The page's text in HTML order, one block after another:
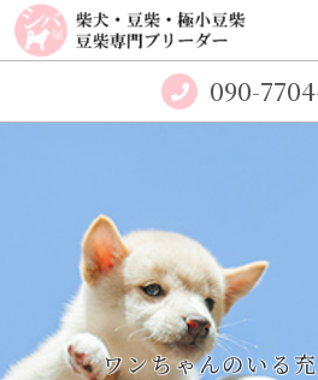
090-
ワンちゃんのいる